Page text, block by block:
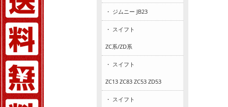
・ ジムニー JB23
・ スイフト
ZC系/ZD系
・ スイフト
ZC13 ZC83 ZC53 ZD53
・ スイフト